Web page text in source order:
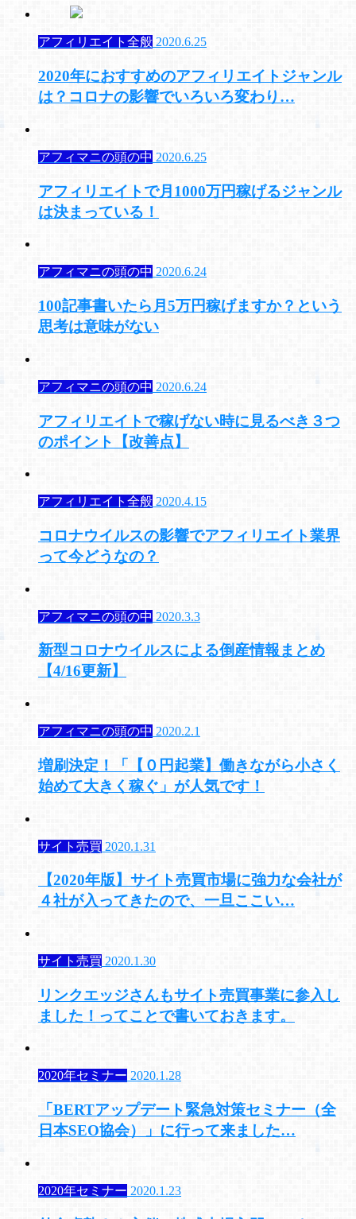
アフィリエイト全般 2020.6.25
2020年におすすめのアフィリエイトジャンル
は？コロナの影響でいろいろ変わり…
アフィマニの頭の中 2020.6.25
アフィリエイトで月1000万円稼げるジャンル
は決まっている！
アフィマニの頭の中 2020.6.24
100記事書いたら月5万円稼げますか？という
思考は意味がない
アフィマニの頭の中 2020.6.24
アフィリエイトで稼げない時に見るべき３つ
のポイント【改善点】
アフィリエイト全般 2020.4.15
コロナウイルスの影響でアフィリエイト業界
って今どうなの？
アフィマニの頭の中 2020.3.3
新型コロナウイルスによる倒産情報まとめ
【4/16更新】
アフィマニの頭の中 2020.2.1
増刷決定！「【０円起業】働きながら小さく
始めて大きく稼ぐ」が人気です！
サイト売買 2020.1.31
【2020年版】サイト売買市場に強力な会社が
４社が入ってきたので、一旦ここい…
サイト売買 2020.1.30
リンクエッジさんもサイト売買事業に参入し
ました！ってことで書いておきます。
2020年セミナー 2020.1.28
「BERTアップデート緊急対策セミナー（全
日本SEO協会）」に行って来ました…
2020年セミナー 2020.1.23